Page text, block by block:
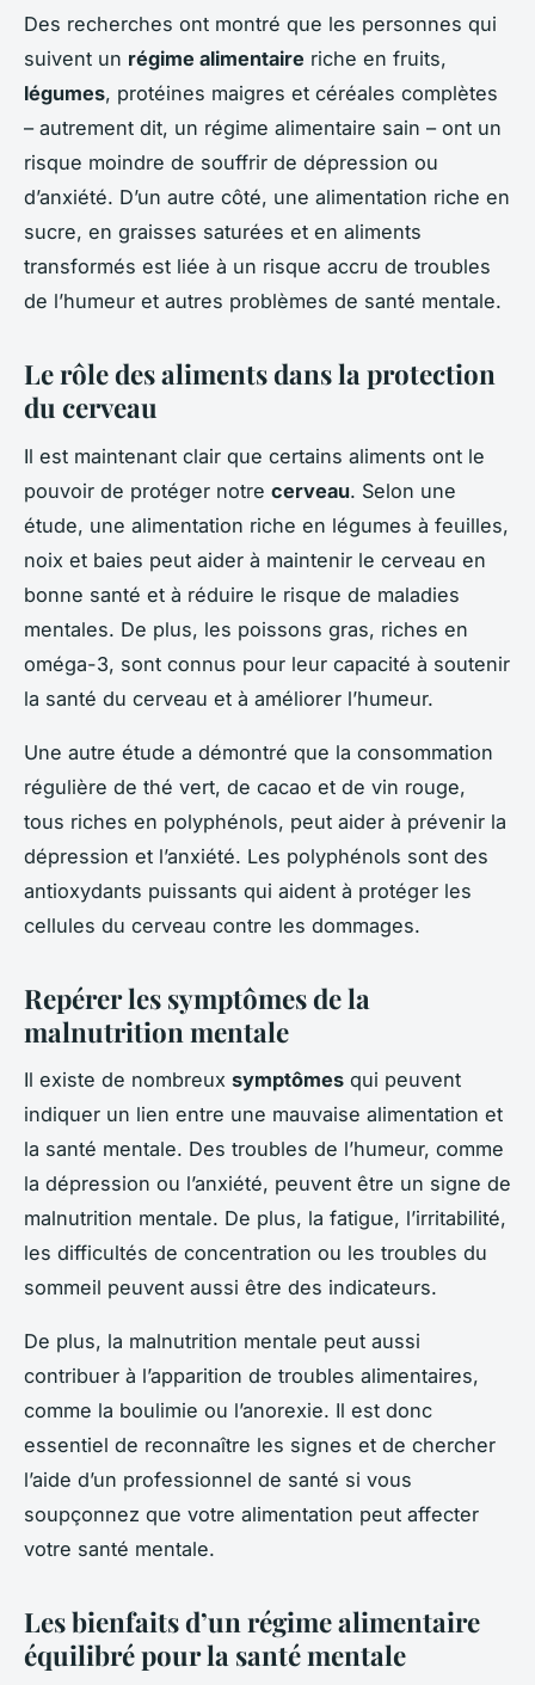
Des recherches ont montré que les personnes qui
suivent un régime alimentaire riche en fruits,
légumes, protéines maigres et céréales complètes
– autrement dit, un régime alimentaire sain – ont un
risque moindre de souffrir de dépression ou
d’anxiété. D’un autre côté, une alimentation riche en
sucre, en graisses saturées et en aliments
transformés est liée à un risque accru de troubles
de l’humeur et autres problèmes de santé mentale.
Le rôle des aliments dans la protection
du cerveau
Il est maintenant clair que certains aliments ont le
pouvoir de protéger notre cerveau. Selon une
étude, une alimentation riche en légumes à feuilles,
noix et baies peut aider à maintenir le cerveau en
bonne santé et à réduire le risque de maladies
mentales. De plus, les poissons gras, riches en
oméga-3, sont connus pour leur capacité à soutenir
la santé du cerveau et à améliorer l’humeur.
Une autre étude a démontré que la consommation
régulière de thé vert, de cacao et de vin rouge,
tous riches en polyphénols, peut aider à prévenir la
dépression et l’anxiété. Les polyphénols sont des
antioxydants puissants qui aident à protéger les
cellules du cerveau contre les dommages.
Repérer les symptômes de la
malnutrition mentale
Il existe de nombreux symptômes qui peuvent
indiquer un lien entre une mauvaise alimentation et
la santé mentale. Des troubles de l’humeur, comme
la dépression ou l’anxiété, peuvent être un signe de
malnutrition mentale. De plus, la fatigue, l’irritabilité,
les difficultés de concentration ou les troubles du
sommeil peuvent aussi être des indicateurs.
De plus, la malnutrition mentale peut aussi
contribuer à l’apparition de troubles alimentaires,
comme la boulimie ou l’anorexie. Il est donc
essentiel de reconnaître les signes et de chercher
l’aide d’un professionnel de santé si vous
soupçonnez que votre alimentation peut affecter
votre santé mentale.
Les bienfaits d’un régime alimentaire
équilibré pour la santé mentale